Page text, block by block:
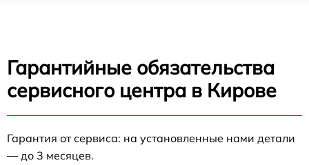
Гарантийные обязательства
сервисного центра в Кирове
Гарантия от сервиса: на установленные нами детали
— до 3 месяцев.